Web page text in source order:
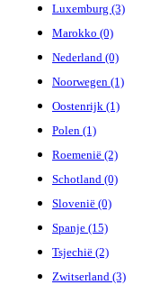
Luxemburg (3)
Marokko (0)
Nederland (0)
Noorwegen (1)
Oostenrijk (1)
Polen (1)
Roemenië (2)
Schotland (0)
Slovenië (0)
Spanje (15)
Tsjechië (2)
Zwitserland (3)